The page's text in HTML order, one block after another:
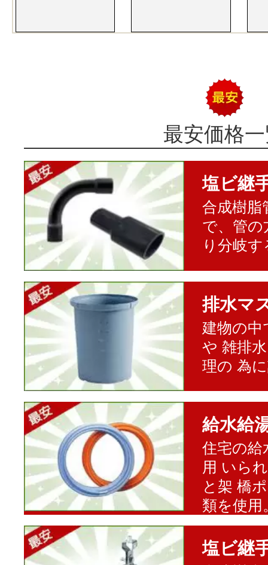
最安価格
塩ビ継
合成樹脂
で、管の
り分岐
排水マ
建物の中
や 雑排
理の 為
給水給
住宅の給
用 いら
と架 橋
類を使用
塩ビ継